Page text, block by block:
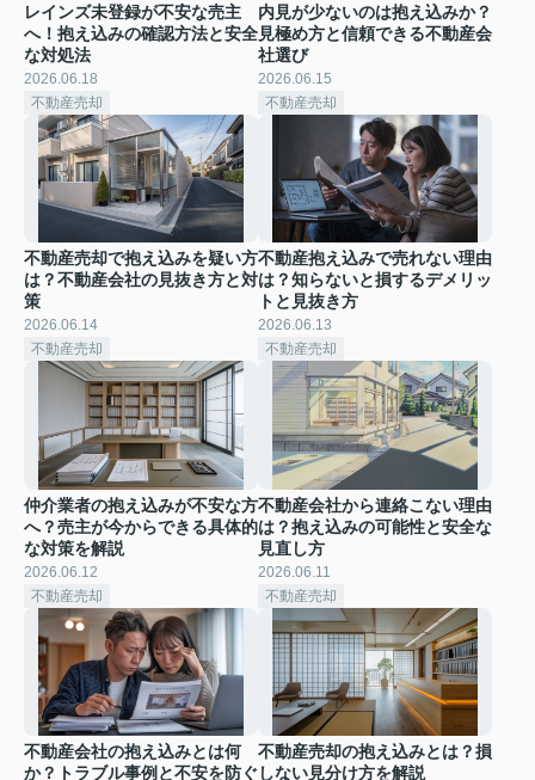
レインズ未登録が不安な売主
へ！抱え込みの確認方法と安全
な対処法
2026.06.18
不動産売却
内見が少ないのは抱え込みか？
見極め方と信頼できる不動産会
社選び
2026.06.15
不動産売却
不動産売却で抱え込みを疑い方
は？不動産会社の見抜き方と対
策
2026.06.14
不動産売却
不動産抱え込みで売れない理由
は？知らないと損するデメリッ
トと見抜き方
2026.06.13
不動産売却
仲介業者の抱え込みが不安な方
へ？売主が今からできる具体的
な対策を解説
2026.06.12
不動産売却
不動産会社から連絡こない理由
は？抱え込みの可能性と安全な
見直し方
2026.06.11
不動産売却
不動産会社の抱え込みとは何
か？トラブル事例と不安を防ぐ
不動産売却の抱え込みとは？損
しない見分け方を解説